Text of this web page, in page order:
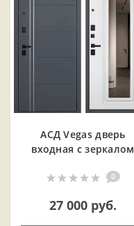
АСД Vegas дверь
входная с зеркалом
0
27 000 руб.